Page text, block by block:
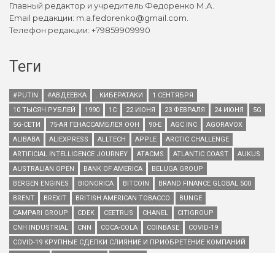
Главный редактор и учредитель Федоренко М.А.
Email редакции: m.a.fedorenko@gmail.com.
Телефон редакции: +79859909990
Теги
#PUTIN #АВДЕЕВКА . КИБЕРАТАКИ
1 СЕНТЯБРЯ
10 ТЫСЯЧ РУБЛЕЙ
1990 1С 22 ИЮНЯ 23 ФЕВРАЛЯ 24 ИЮНЯ
5G
5G-СЕТИ
75-АЯ ГЕНАССАМБЛЕЯ ООН 90-Е AGC INC
AGORAVOX
ALIBABA
ALIEXPRESS ALLTECH APPLE
ARCTIC CHALLENGE
ARTIFICIAL INTELLIGENCE JOURNEY
ATACMS ATLANTIC COAST
AUKUS
AUSTRALIAN OPEN
BANK OF AMERICA
BELUGA GROUP
BERGEN ENGINES
BIONORICA BITCOIN
BRAND FINANCE GLOBAL 500
BRENT
BREXIT BRITISH AMERICAN TOBACCO
BUNGE
CAMPARI GROUP
CDEK CEETRUS CHANEL
CITIGROUP
CNH INDUSTRIAL
CNN COCA-COLA COINBASE
COVID-19
COVID-19 КРУПНЫЕ СДЕЛКИ СЛИЯНИЕ И ПРИОБРЕТЕНИЕ КОМПАНИЙ